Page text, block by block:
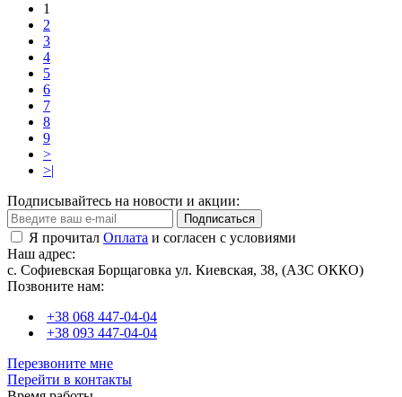
1
2
3
4
5
6
7
8
9
>
>|
Подписывайтесь на новости и акции:
Подписаться
Я прочитал Оплата и согласен с условиями
Наш адрес:
с. Софиевская Борщаговка ул. Киевская, 38, (АЗС ОККО)
Позвоните нам:
+38 068 447-04-04
+38 093 447-04-04
Перезвоните мне
Перейти в контакты